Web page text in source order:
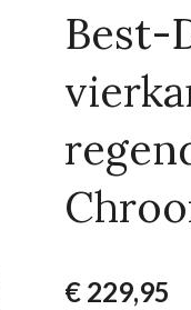
Best-
€ 229,95